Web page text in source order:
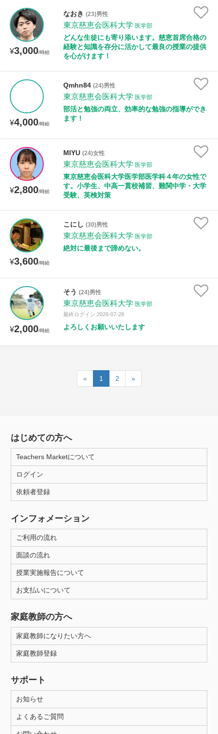
¥3,000/時給
なおき (23)男性
東京慈恵会医科大学 医学部
どんな生徒にも寄り添います。慈恵首席合格の
経験と知識を存分に活かして最良の授業の提供
を心がけます！
¥4,000/時給
Qmhn84 (24)男性
東京慈恵会医科大学 医学部
部活と勉強の両立、効率的な勉強の指導ができ
ます！
¥2,800/時給
MIYU (24)女性
東京慈恵会医科大学 医学部
東京慈恵会医科大学医学部医学科４年の女性で
す。小学生、中高一貫校補習、難関中学・大学
受験、英検対策
¥3,600/時給
こにし (30)男性
東京慈恵会医科大学 医学部
絶対に最後まで諦めない。
¥2,000/時給
そう (24)男性
東京慈恵会医科大学 医学部
最終ログイン:2026-07-28
よろしくお願いいたします
« 1 2 »
はじめての方へ
Teachers Marketについて
ログイン
依頼者登録
インフォメーション
ご利用の流れ
面談の流れ
授業実施報告について
お支払いについて
家庭教師の方へ
家庭教師になりたい方へ
家庭教師登録
サポート
お知らせ
よくあるご質問